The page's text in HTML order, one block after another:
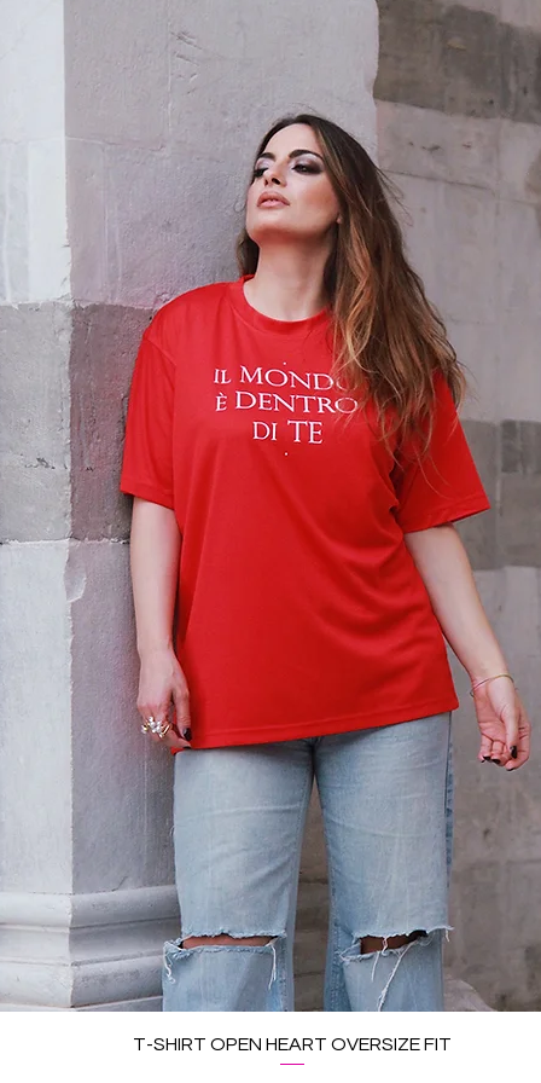
T-SHIRT OPEN HEART OVERSIZE FIT